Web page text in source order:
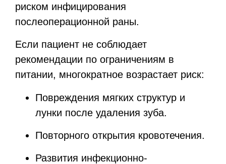
риском инфицирования
послеоперационной раны.
Если пациент не соблюдает
рекомендации по ограничениям в
питании, многократное возрастает риск:
Повреждения мягких структур и
лунки после удаления зуба.
Повторного открытия кровотечения.
Развития инфекционно-